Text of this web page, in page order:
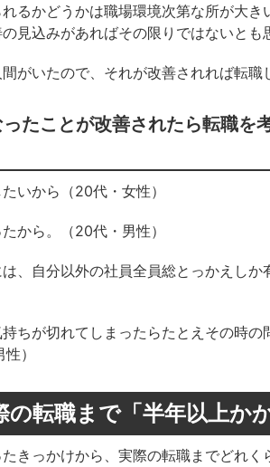
れるかどうかは職場環境次第な所が大
見込みがあればその限りではないとも
間がいたので、それが改善されれば転
ったことが改善されたら転職を
いから（20代・女性）
から。（20代・男性）
は、自分以外の社員全員総とっかえし
持ちが切れてしまったらたとえその時
）
転職まで「半年以上か
たきっかけから、実際の転職までどれ